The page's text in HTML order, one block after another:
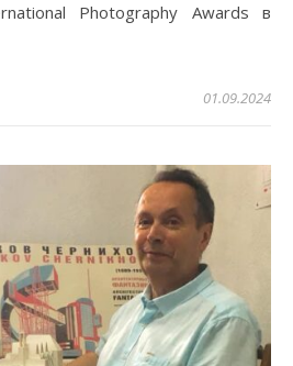
Photography Awards в
01.09.2024